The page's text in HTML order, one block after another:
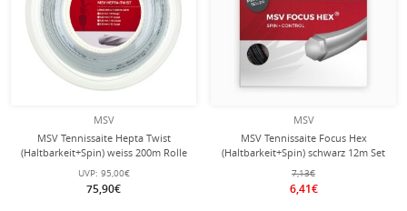
MSV
MSV Tennissaite Hepta Twist
(Haltbarkeit+Spin) weiss 200m Rolle
UVP: 95,00€
75,90€
MSV
MSV Tennissaite Focus Hex
(Haltbarkeit+Spin) schwarz 12m Set
7,13€
6,41€